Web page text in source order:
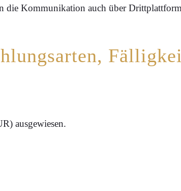
Kommunikation auch über
ausgewiesen.